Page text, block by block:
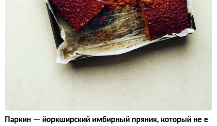
Паркин — йоркширский имбирный пряник, который не е